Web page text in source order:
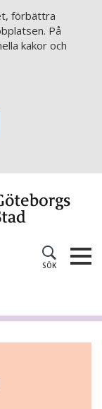
förbättra
På
kakor och
SÖK